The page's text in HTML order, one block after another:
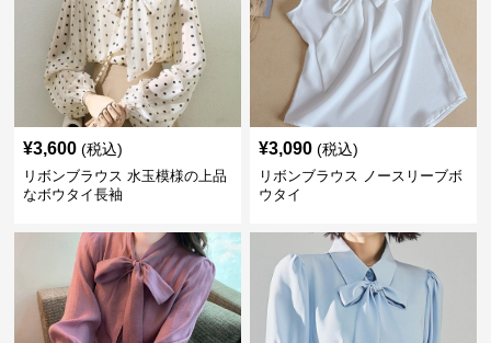
¥3,600 (税込)
リボンブラウス 水玉模様の上品
なボウタイ長袖
¥3,090 (税込)
リボンブラウス ノースリーブボ
ウタイ